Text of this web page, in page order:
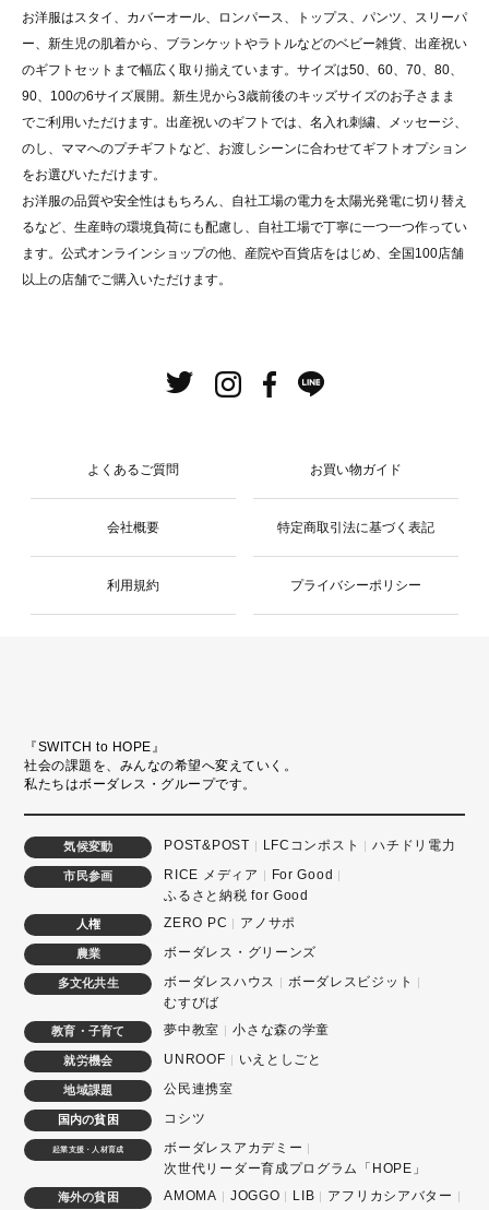
お洋服はスタイ、カバーオール、ロンパース、トップス、パンツ、スリーパ
ー、新生児の肌着から、ブランケットやラトルなどのベビー雑貨、出産祝い
のギフトセットまで幅広く取り揃えています。サイズは50、60、70、80、
90、100の6サイズ展開。新生児から3歳前後のキッズサイズのお子さまま
でご利用いただけます。出産祝いのギフトでは、名入れ刺繍、メッセージ、
のし、ママへのプチギフトなど、お渡しシーンに合わせてギフトオプション
をお選びいただけます。
お洋服の品質や安全性はもちろん、自社工場の電力を太陽光発電に切り替え
るなど、生産時の環境負荷にも配慮し、自社工場で丁寧に一つ一つ作ってい
ます。公式オンラインショップの他、産院や百貨店をはじめ、全国100店舗
以上の店舗でご購入いただけます。
よくあるご質問 お買い物ガイド
会社概要 特定商取引法に基づく表記
利用規約 プライバシーポリシー
『SWITCH to HOPE』
社会の課題を、みんなの希望へ変えていく。
私たちはボーダレス・グループです。
気候変動 POST&POST LFCコンポスト ハチドリ電力
市民参画 RICE メディア
For Good
ふるさと納税 for Good
人権 ZERO PC アノサポ
農業 ボーダレス・グリーンズ
多文化共生 ボーダレスハウス
ボーダレスビジット
むすびば
教育・子育て 夢中教室 小さな森の学童
就労機会 UNROOF いえとしごと
地域課題 公民連携室
国内の貧困 コシツ
起業支援・人材育成
ボーダレスアカデミー
次世代リーダー育成プログラム「HOPE」
海外の貧困 AMOMA JOGGO LIB
アフリカシアバター